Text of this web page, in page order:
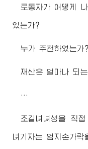
로동자가 어떻게
있는가?
누가 추천하였는가?
재산은 얼마나 되
…
조길녀녀성을 직
녀기자는 엄지손가